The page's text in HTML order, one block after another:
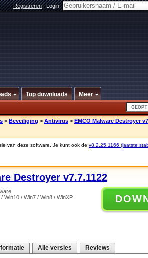
Registreren|Login:
Top downloads Meer
> Beveiliging > Antivirus > EMCO Malware Destroyer
van deze software. Je kunt ook de v8.2.25.1166 (laatste
Destroyer v7.7.1122
/ Win10 / Win7 / Win8 / WinXP
Alle versies Reviews